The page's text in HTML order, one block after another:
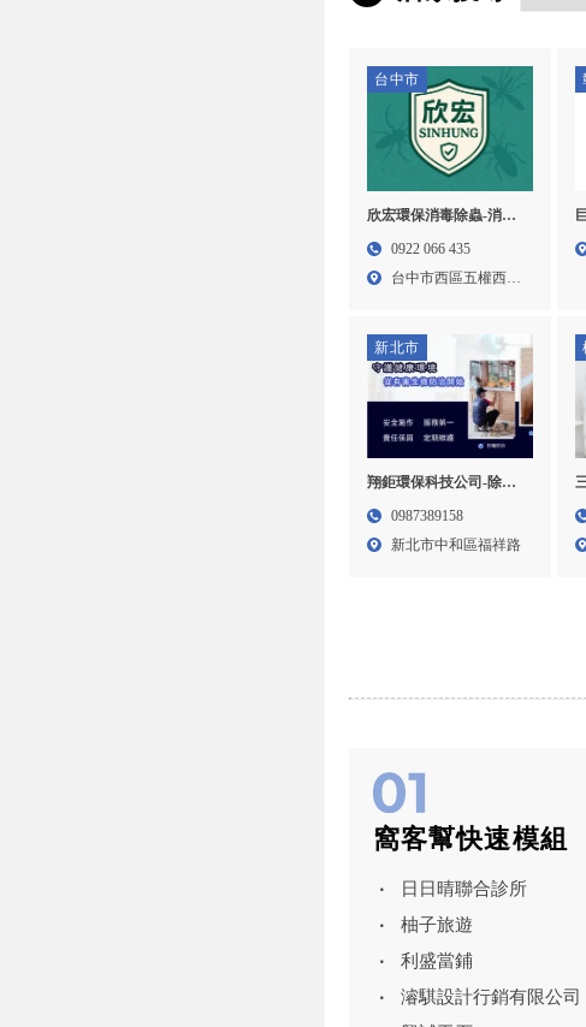
台中市
欣宏環保消毒除蟲-消毒
公司,除蟲公司,台中消毒
0922 066 435
台中市西區五權西六
新北市
翔鉅環保科技公司-除蟲,
除蟲公司,台北除蟲公司,
0987389158
新北市中和區福祥路
窩客幫快速模組
日日晴聯合診所
柚子旅遊
利盛當鋪
濬騏設計行銷有限公司